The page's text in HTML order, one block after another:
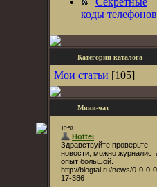
коды телефонов
Категории каталога
Мои статьи [105]
Мини-чат